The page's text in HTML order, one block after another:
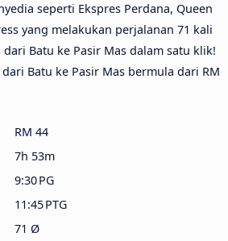
seperti Ekspres Perdana, Queen
yang melakukan perjalanan 71 kali
Batu ke Pasir Mas dalam satu klik!
Batu ke Pasir Mas bermula dari RM
RM 44
7h 53m
9:30 PG
11:45 PTG
71 Ø